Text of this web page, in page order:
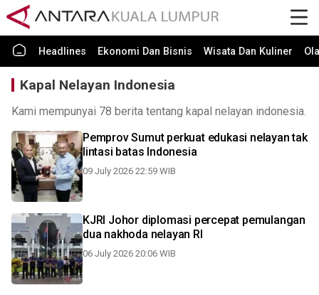
Headlines Ekonomi Dan Bisnis Wisata Dan Kuliner
Kapal Nelayan Indonesia
Kami mempunyai 78 berita tentang kapal nelayan indonesia.
Pemprov Sumut perkuat edukasi nelayan tak
lintasi batas Indonesia
09 July 2026 22:59 WIB
KJRI Johor diplomasi percepat pemulangan
dua nakhoda nelayan RI
06 July 2026 20:06 WIB